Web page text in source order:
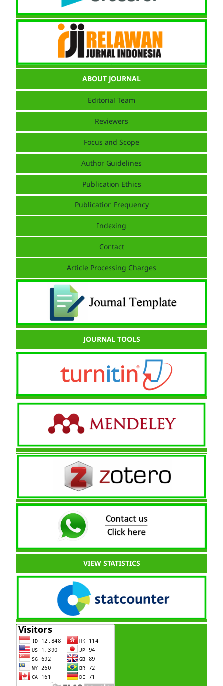
ABOUT JOURNAL
Editorial Team
Reviewers
Focus and Scope
Author Guidelines
Publication Ethics
Publication Frequency
Indexing
Contact
Article Processing Charges
JOURNAL TOOLS
VIEW STATISTICS